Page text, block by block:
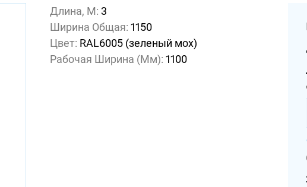
Длина, М: 3
Ширина Общая: 1150
Цвет: RAL6005 (зеленый мох)
Рабочая Ширина (мм): 1100